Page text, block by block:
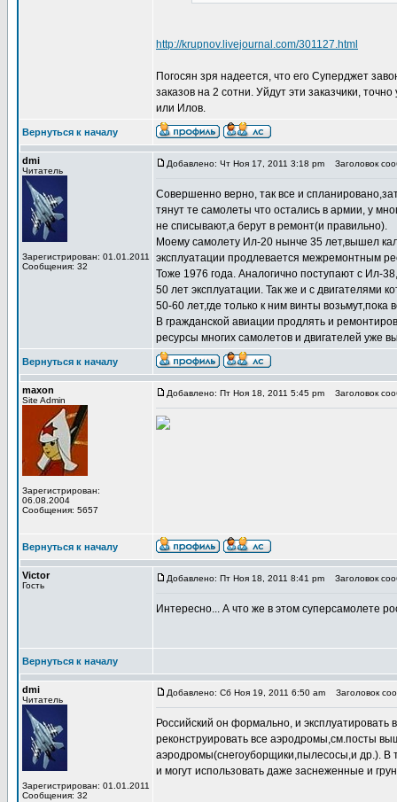
http://krupnov.livejournal.com/301127.html
Погосян зря надеется, что его Суперджет
заказов на 2 сотни. Уйдут эти заказчики,
или Илов.
Вернуться к началу
dmi
Читатель
Зарегистрирован: 01.01.2011
Сообщения: 32
Добавлено: Чт Ноя 17, 2011 3:18 pm Заголовок
Совершенно верно, так все и
тянут те самолеты что остались в армии, у
не списывают,а берут в ремонт(и правильно).
Моему самолету Ил-20 нынче 35 лет,вышел
эксплуатации продлевается межремонтным
Тоже 1976 года. Аналогично поступают с Ил-
50 лет эксплуатации. Так же и с двигателями
50-60 лет,где только к ним винты возьмут,пока
В гражданской авиации продлять и
ресурсы многих самолетов и двигателей уже
Вернуться к началу
maxon
Site Admin
Зарегистрирован:
06.08.2004
Сообщения: 5657
Добавлено: Пт Ноя 18, 2011 5:45 pm Заголовок
Вернуться к началу
Victor
Гость
Добавлено: Пт Ноя 18, 2011 8:41 pm Заголовок
Интересно... А что же в этом суперсамолете
Вернуться к началу
dmi
Читатель
Зарегистрирован: 01.01.2011
Сообщения: 32
Добавлено: Сб Ноя 19, 2011 6:50 am Заголовок
Российский он формально, и
реконструировать все аэродромы,см.посты
аэродромы(снегоуборщики,пылесосы,и др.). В
и могут использовать даже заснеженные и